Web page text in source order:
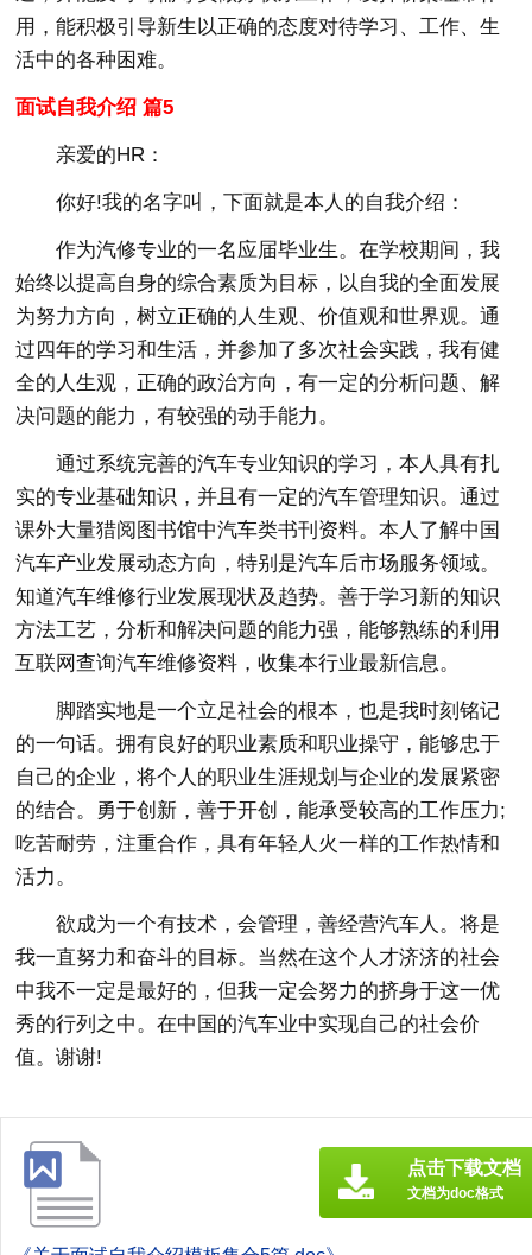
用，能积极引导新生以正确的态度对待学习、工作、生
活中的各种困难。
面试自我介绍 篇5
亲爱的HR：
你好!我的名字叫，下面就是本人的自我介绍：
作为汽修专业的一名应届毕业生。在学校期间，我
始终以提高自身的综合素质为目标，以自我的全面发展
为努力方向，树立正确的人生观、价值观和世界观。通
过四年的学习和生活，并参加了多次社会实践，我有健
全的人生观，正确的政治方向，有一定的分析问题、解
决问题的能力，有较强的动手能力。
通过系统完善的汽车专业知识的学习，本人具有扎
实的专业基础知识，并且有一定的汽车管理知识。通过
课外大量猎阅图书馆中汽车类书刊资料。本人了解中国
汽车产业发展动态方向，特别是汽车后市场服务领域。
知道汽车维修行业发展现状及趋势。善于学习新的知识
方法工艺，分析和解决问题的能力强，能够熟练的利用
互联网查询汽车维修资料，收集本行业最新信息。
脚踏实地是一个立足社会的根本，也是我时刻铭记
的一句话。拥有良好的职业素质和职业操守，能够忠于
自己的企业，将个人的职业生涯规划与企业的发展紧密
的结合。勇于创新，善于开创，能承受较高的工作压力;
吃苦耐劳，注重合作，具有年轻人火一样的工作热情和
活力。
欲成为一个有技术，会管理，善经营汽车人。将是
我一直努力和奋斗的目标。当然在这个人才济济的社会
中我不一定是最好的，但我一定会努力的挤身于这一优
秀的行列之中。在中国的汽车业中实现自己的社会价
值。谢谢!
点击下载文档
文档为doc格式